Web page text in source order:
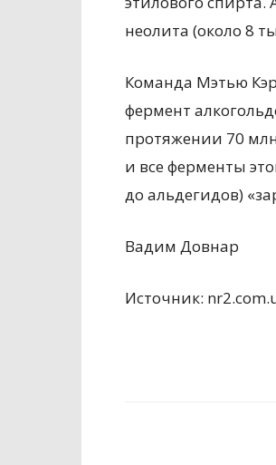
неолита (около 8
Команда Мэтью
фермент
протяжении 70
и все ферменты
до альдегидов)
Вадим Довнар
Источник: